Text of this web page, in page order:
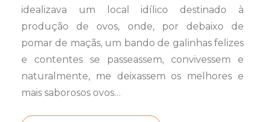
idealizava um local idílico destinado à
produção de ovos, onde, por debaixo de
pomar de maçãs, um bando de galinhas felizes
e contentes se passeassem, convivessem e
naturalmente, me deixassem os melhores e
mais saborosos ovos…